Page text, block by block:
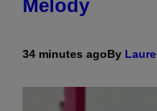
Melody
34 minutes agoBy